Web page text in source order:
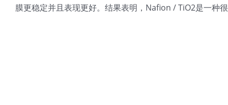
膜更稳定并且表现更好。结果表明，Nafion / TiO2是一种